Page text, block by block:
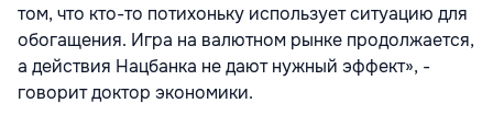
том, что кто-то потихоньку использует ситуацию для
обогащения. Игра на валютном рынке продолжается,
а действия Нацбанка не дают нужный эффект», -
говорит доктор экономики.